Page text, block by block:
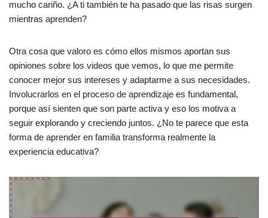
mucho cariño. ¿A ti también te ha pasado que las risas surgen
mientras aprenden?
Otra cosa que valoro es cómo ellos mismos aportan sus
opiniones sobre los videos que vemos, lo que me permite
conocer mejor sus intereses y adaptarme a sus necesidades.
Involucrarlos en el proceso de aprendizaje es fundamental,
porque así sienten que son parte activa y eso los motiva a
seguir explorando y creciendo juntos. ¿No te parece que esta
forma de aprender en familia transforma realmente la
experiencia educativa?